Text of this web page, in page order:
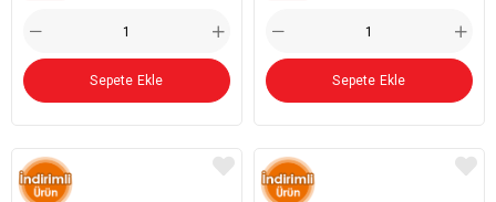
Sepete Ekle Sepete Ekle